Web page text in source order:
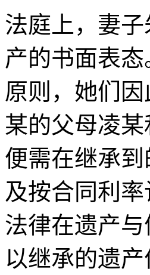
法庭上，妻
产的书面表
原则，她们
某的父母凌
便需在继承
及按合同利
法律在遗产
以继承的遗